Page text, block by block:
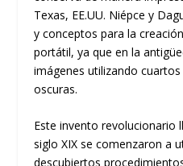
Texas, EE.UU. Niépce y
y conceptos para la
portátil, ya que en la
imágenes utilizando
oscuras.
Este invento revolucionario
siglo XIX se comenzaron a
descubiertos